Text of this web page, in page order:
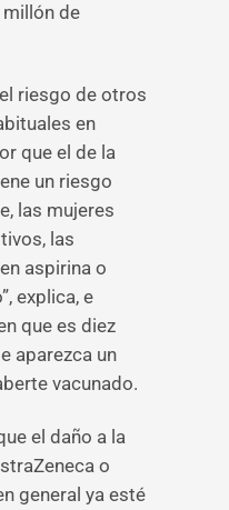
millón de
riesgo de otros
en
que el de la
un riesgo
las mujeres
las
aspirina o
explica, e
que es diez
aparezca un
vacunado.
el daño a la
o
general ya esté